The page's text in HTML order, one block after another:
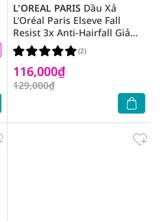
L'OREAL PARIS Dầu Xả
L'Oréal Paris Elseve Fall
Resist 3x Anti-Hairfall Giảm
Gãy Rụng 265ml
116,000₫
129,000₫
(2)